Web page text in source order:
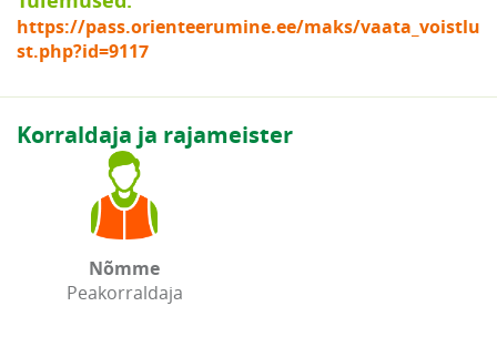
https://pass.orienteerumine.ee/maks/vaata_voistlu
st.php?id=9117
Korraldaja ja rajameister
Nõmme
Peakorraldaja